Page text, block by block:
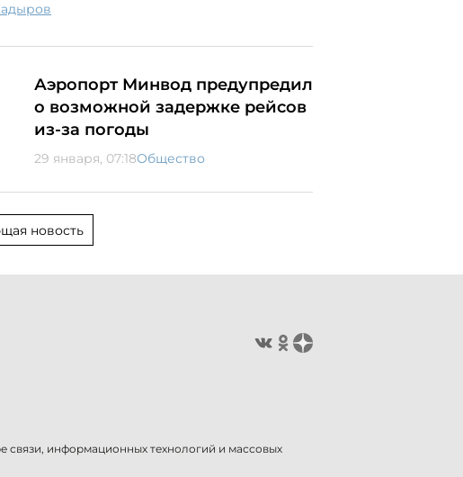
Аэропорт Минвод предупредил
о возможной задержке рейсов
из-за погоды
29 января, 07:18Общество
новость
информационных технологий и массовых